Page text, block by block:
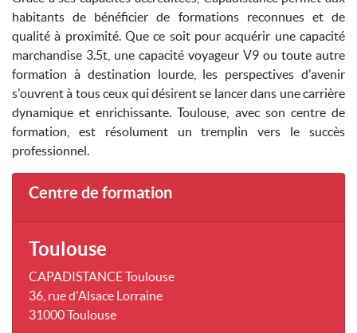
habitants de bénéficier de formations reconnues et de
qualité à proximité. Que ce soit pour acquérir une capacité
marchandise 3.5t, une capacité voyageur V9 ou toute autre
formation à destination lourde, les perspectives d'avenir
s'ouvrent à tous ceux qui désirent se lancer dans une carrière
dynamique et enrichissante. Toulouse, avec son centre de
formation, est résolument un tremplin vers le succès
professionnel.
Centre de formation
Toulouse
CAPADISTANCE Toulouse
36, rue d'Alsace Lorraine
31000 Toulouse